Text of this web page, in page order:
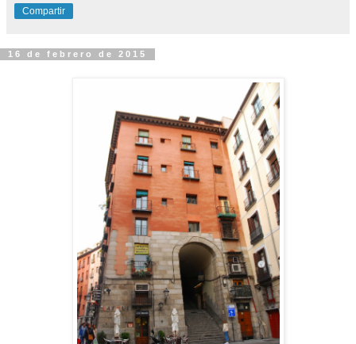
Compartir
16 de febrero de 2015